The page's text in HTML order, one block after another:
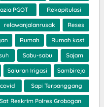
PGOT Rekapitulasi
relawanjalanrusak Reses
Rumah Rumah kost
Sabu-sabu Sajam
Saluran Irigasi Sambirejo
Sapi Terpanggang
Sat Reskrim Polres Grobogan